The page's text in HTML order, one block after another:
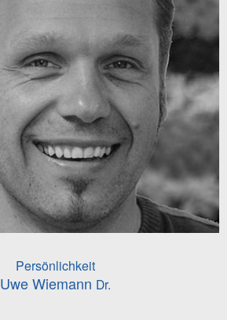
Persönlichkeit
Uwe Wiemann Dr.